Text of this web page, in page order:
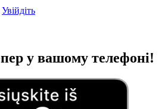
Увійдіть
у вашому телефоні!